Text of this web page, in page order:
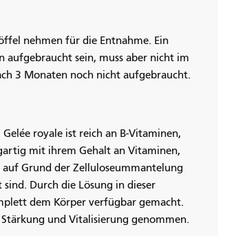
nehmen für die Entnahme. Ein
aufgebraucht sein, muss aber nicht im
3 Monaten noch nicht aufgebraucht.
royale ist reich an B-Vitaminen,
mit ihrem Gehalt an Vitaminen,
Grund der Zelluloseummantelung
Durch die Lösung in dieser
dem Körper verfügbar gemacht.
und Vitalisierung genommen.